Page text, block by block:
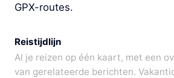
GPX-routes.
Reistijdlijn
Al je reizen op één kaart, met een
van gerelateerde berichten.